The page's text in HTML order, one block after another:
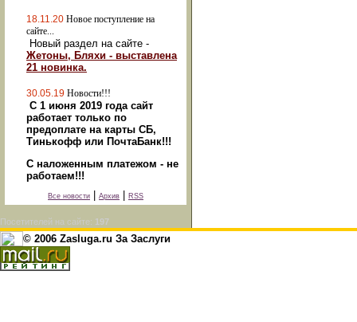
18.11.20 Новое поступление на
сайте...
Новый раздел на сайте -
Жетоны, Бляхи - выставлена
21 новинка.
30.05.19 Новости!!!
С 1 июня 2019 года сайт
работает только по
предоплате на карты СБ,
Тинькофф или ПочтаБанк!!!
С наложенным платежом - не
работаем!!!
Все новости Архив RSS
Посетителей на сайте: 197
© 2006 Zasluga.ru За Заслуги